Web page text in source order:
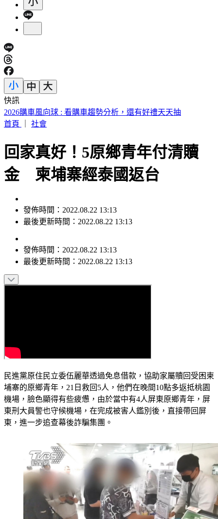
快訊
快訊／資深老戲骨驚傳過世！享壽72歲
首頁
社會
回家真好！5原鄉青年付清贖
金 柬埔寨經泰國返台
發佈時間：2022.08.22 13:13
最後更新時間：2022.08.22 13:13
發佈時間： 2022.08.22 13:13
最後更新時間： 2022.08.22 13:13
民進黨原住民立委伍麗華透過免息借款，協助家屬贖回受困柬
埔寨的原鄉青年，21日救回5人，他們在晚間10點多返抵桃園
機場，臉色顯得有些疲憊，由於當中有4人屏東原鄉青年，屏
東刑大員警也守候機場，在完成被害人鑑別後，直接帶回屏
東，進一步追查幕後詐騙集團。